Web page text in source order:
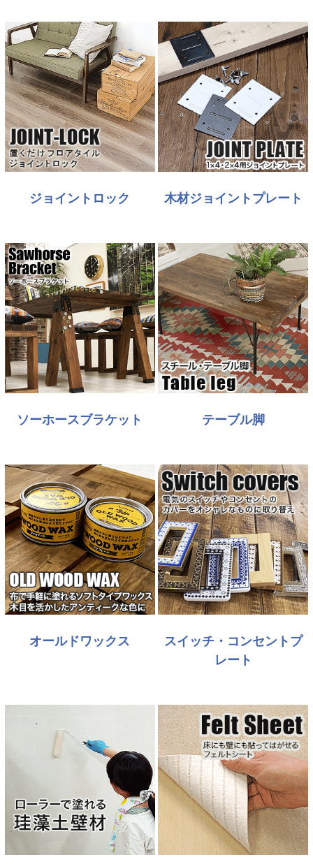
ジョイントロック 木材ジョイントプレート
ソーホースブラケット テーブル脚
オールドワックス
スイッチ・コンセントプ
レート